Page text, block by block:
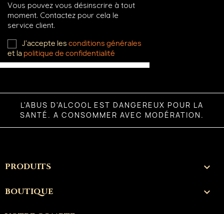
Vous pouvez vous désinscrire à tout
moment. Contactez pour cela le
service client.
J'accepte les conditions générales
et la politique de confidentialité
L'ABUS D'ALCOOL EST DANGEREUX POUR LA
SANTÉ. A CONSOMMER AVEC MODÉRATION.
PRODUITS 
BOUTIQUE 